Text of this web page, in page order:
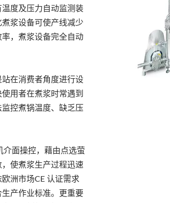
度及压力自动监测装
浆设备可使产线减少
，煮浆设备完全自动
在消费者角度进行设
用者在煮浆时常遇到
控煮锅温度、缺乏压
介面操控，藉由点选萤
使煮浆生产过程迅速
洲市场CE 认证需求
产作业标准。更重要